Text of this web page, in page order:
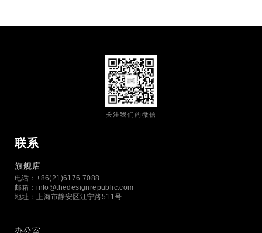
关注我们的微信
联系
旗舰店
电话：+86(21)6176 7088
邮箱：info@thedesignrepublic.com
地址：上海市静安区江宁路511号
办公室